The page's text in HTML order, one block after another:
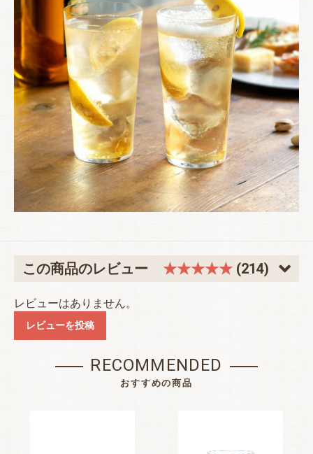
この商品のレビュー ★★★★★ (214)
レビューはありません。
レビューを投稿
RECOMMENDED
おすすめの商品